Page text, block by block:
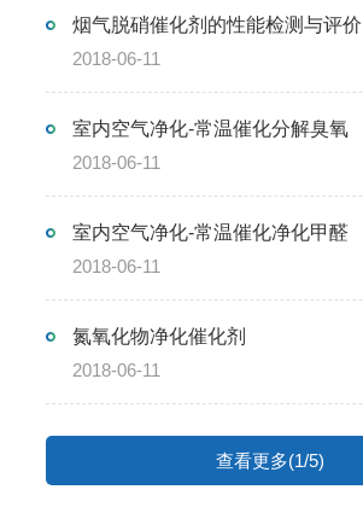
烟气脱硝催化剂的性能检测与评价
2018-06-11
室内空气净化-常温催化分解臭氧
2018-06-11
室内空气净化-常温催化净化甲醛
2018-06-11
氮氧化物净化催化剂
2018-06-11
查看更多(1/5)